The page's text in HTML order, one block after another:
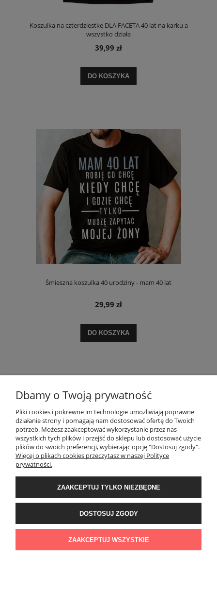
Koszulka na czterdziestkę DLA FACETA 40 lat na karku a
wszystko działa
39,99 zł
DO KOSZYKA
Śmieszna koszulka 40 urodziny - mam 40 lat
29,99 zł
DO KOSZYKA
śmieszna koszulka na 50 urodziny dla szwagra lub kolegi
Dbamy o Twoją prywatność
Pliki cookies i pokrewne im technologie umożliwiają poprawne
działanie strony i pomagają nam dostosować ofertę do Twoich
potrzeb. Możesz zaakceptować wykorzystanie przez nas
wszystkich tych plików i przejść do sklepu lub dostosować użycie
plików do swoich preferencji, wybierając opcję "Dostosuj zgody".
Więcej o plikach cookies przeczytasz w naszej Polityce
prywatności.
ZAAKCEPTUJ TYLKO NIEZBĘDNE
DOSTOSUJ ZGODY
ZAAKCEPTUJ WSZYSTKIE